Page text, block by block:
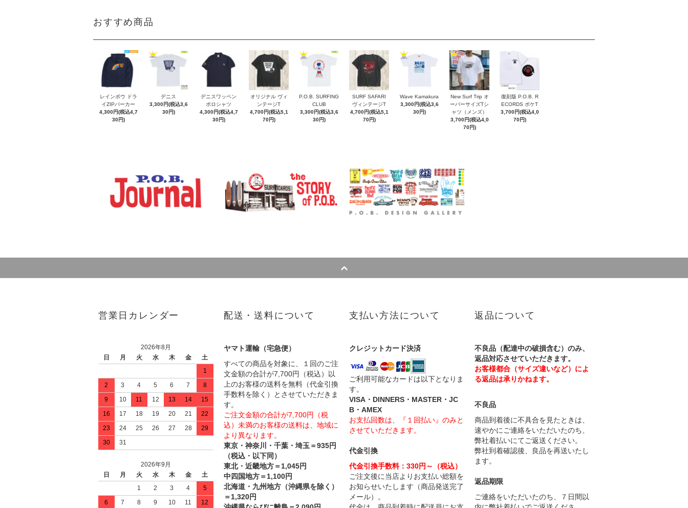
おすすめ商品
レインボウ ドラ
イZIPパーカー
4,300円(税込4,7
30円)
デニス
3,300円(税込3,6
30円)
デニスワッペン
ポロシャツ
4,300円(税込4,7
30円)
オリジナル ヴィ
ンテージT
4,700円(税込5,1
70円)
P.O.B. SURFING
CLUB
3,300円(税込3,6
30円)
SURF SAFARI
ヴィンテージT
4,700円(税込5,1
70円)
Wave Kamakura
3,300円(税込3,6
30円)
New Surf Trip オ
ーバーサイズTシ
ャツ（メンズ）
3,700円(税込4,0
70円)
復刻版 P.O.B. R
ECORDS ポケT
3,700円(税込4,0
70円)
営業日カレンダー
2026年8月
日
月 火 水 木 金
土
1
2
3 4 5 6 7
8
9
10 11 12 13 14
15
16
17 18 19 20 21
22
23
24 25 26 27 28
29
30
31
2026年9月
日
月 火 水 木 金
土
1
2 3 4
5
6
7 8 9 10 11 12
配送・送料について
ヤマト運輸（宅急便）
すべての商品を対象に、１回のご注
文金額の合計が7,700円（税込）以
上のお客様の送料を無料（代金引換
手数料を除く）とさせていただきま
す。
ご注文金額の合計が7,700円（税
込）未満のお客様の送料は、地域に
より異なります。
東京・神奈川・千葉・埼玉＝935円
（税込・以下同）
東北・近畿地方＝1,045円
中四国地方＝1,100円
北海道・九州地方（沖縄県を除く）
＝1,320円
支払い方法について
クレジットカード決済
ご利用可能なカードは以下となりま
す。
VISA・DINNERS・MASTER・JC
B・AMEX
お支払回数は、『１回払い』のみと
させていただきます。
代金引換
代金引換手数料：330円～（税込）
ご注文後に当店よりお支払い総額を
お知らせいたします（商品発送完了
メール）。
返品について
不良品（配達中の破損含む）のみ、
返品対応させていただきます。
お客様都合（サイズ違いなど）によ
る返品は承りかねます。
不良品
商品到着後に不具合を見たときは、
速やかにご連絡をいただいたのち、
弊社着払いにてご返送ください。
弊社到着確認後、良品を再送いたし
ます。
返品期限
ご連絡をいただいたのち、７日間以